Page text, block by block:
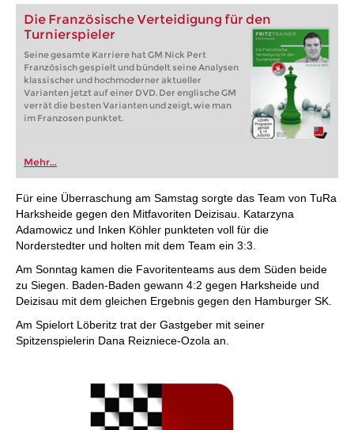
Die Französische Verteidigung für den
Turnierspieler
Seine gesamte Karriere hat GM Nick Pert
Französisch gespielt und bündelt seine Analysen
klassischer und hochmoderner aktueller
Varianten jetzt auf einer DVD. Der englische GM
verrät die besten Varianten und zeigt, wie man
im Franzosen punktet.
Mehr...
Für eine Überraschung am Samstag sorgte das Team von TuRa
Harksheide gegen den Mitfavoriten Deizisau. Katarzyna
Adamowicz und Inken Köhler punkteten voll für die
Norderstedter und holten mit dem Team ein 3:3.
Am Sonntag kamen die Favoritenteams aus dem Süden beide
zu Siegen. Baden-Baden gewann 4:2 gegen Harksheide und
Deizisau mit dem gleichen Ergebnis gegen den Hamburger SK.
Am Spielort Löberitz trat der Gastgeber mit seiner
Spitzenspielerin Dana Reizniece-Ozola an.